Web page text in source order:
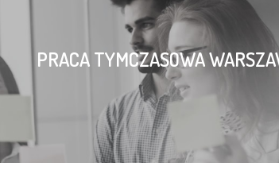
PRACA TYMCZASOWA